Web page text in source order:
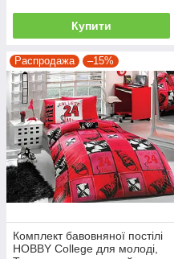
Купити
Распродажа –15%
Комплект бавовняної постілі
HOBBY College для молоді,